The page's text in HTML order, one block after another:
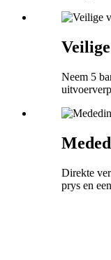
Neem 5
Direkte
prys en